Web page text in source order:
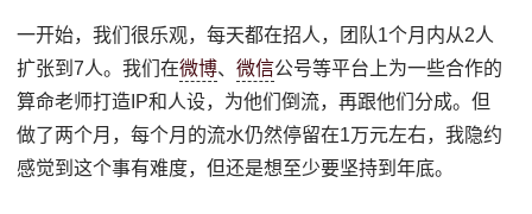
一开始，我们很乐观，每天都在招人，团队1个月内从2人
扩张到7人。我们在微博、微信公号等平台上为一些合作的
算命老师打造IP和人设，为他们倒流，再跟他们分成。但
做了两个月，每个月的流水仍然停留在1万元左右，我隐约
感觉到这个事有难度，但还是想至少要坚持到年底。